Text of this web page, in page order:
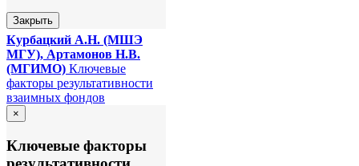
Закрыть
Курбацкий А.Н. (МШЭ
МГУ), Артамонов Н.В.
(МГИМО) Ключевые
факторы результативности
взаимных фондов
×
Ключевые факторы